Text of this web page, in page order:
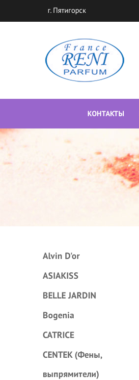
г. Пятигорск
КОНТАКТЫ
Alvin D'or
ASIAKISS
BELLE JARDIN
Bogenia
CATRICE
CENTEK (Фены,
выпрямители)